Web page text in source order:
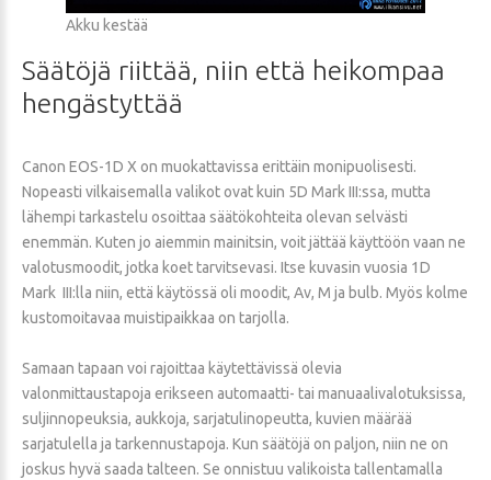
Akku kestää
Säätöjä riittää, niin että heikompaa
hengästyttää
Canon EOS-1D X on muokattavissa erittäin monipuolisesti.
Nopeasti vilkaisemalla valikot ovat kuin 5D Mark III:ssa, mutta
lähempi tarkastelu osoittaa säätökohteita olevan selvästi
enemmän. Kuten jo aiemmin mainitsin, voit jättää käyttöön vaan ne
valotusmoodit, jotka koet tarvitsevasi. Itse kuvasin vuosia 1D
Mark III:lla niin, että käytössä oli moodit, Av, M ja bulb. Myös kolme
kustomoitavaa muistipaikkaa on tarjolla.
Samaan tapaan voi rajoittaa käytettävissä olevia
valonmittaustapoja erikseen automaatti- tai manuaalivalotuksissa,
suljinnopeuksia, aukkoja, sarjatulinopeutta, kuvien määrää
sarjatulella ja tarkennustapoja. Kun säätöjä on paljon, niin ne on
joskus hyvä saada talteen. Se onnistuu valikoista tallentamalla